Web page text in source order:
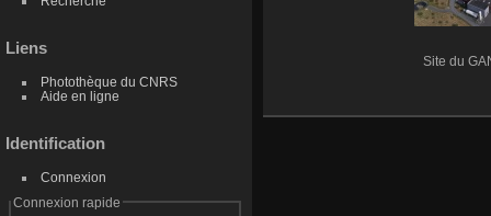
Liens
Photothèque du CNRS
Aide en ligne
Identification
Connexion
Connexion rapide
Site du